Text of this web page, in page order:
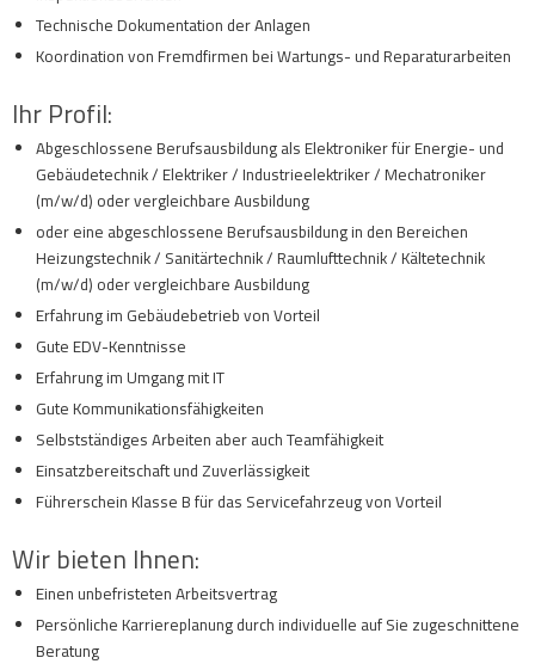
Technische Dokumentation der Anlagen
Koordination von Fremdfirmen bei Wartungs- und Reparaturarbeiten
Ihr Profil:
Abgeschlossene Berufsausbildung als Elektroniker für Energie- und
Gebäudetechnik / Elektriker / Industrieelektriker / Mechatroniker
(m/w/d) oder vergleichbare Ausbildung
oder eine abgeschlossene Berufsausbildung in den Bereichen
Heizungstechnik / Sanitärtechnik / Raumlufttechnik / Kältetechnik
(m/w/d) oder vergleichbare Ausbildung
Erfahrung im Gebäudebetrieb von Vorteil
Gute EDV-Kenntnisse
Erfahrung im Umgang mit IT
Gute Kommunikationsfähigkeiten
Selbstständiges Arbeiten aber auch Teamfähigkeit
Einsatzbereitschaft und Zuverlässigkeit
Führerschein Klasse B für das Servicefahrzeug von Vorteil
Wir bieten Ihnen:
Einen unbefristeten Arbeitsvertrag
Persönliche Karriereplanung durch individuelle auf Sie zugeschnittene
Beratung